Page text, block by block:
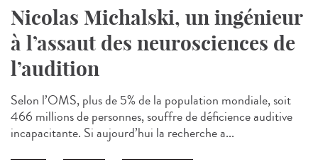
Nicolas Michalski, un ingénieur
à l’assaut des neurosciences de
l’audition
Selon l’OMS, plus de 5% de la population mondiale, soit
466 millions de personnes, souffre de déficience auditive
incapacitante. Si aujourd’hui la recherche a...